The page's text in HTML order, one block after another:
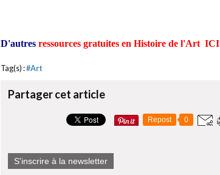
D'autres ressources gratuites en Histoire de l'Art ICI
Tag(s) :#Art
Partager cet article
Repost 0
S'inscrire à la newsletter